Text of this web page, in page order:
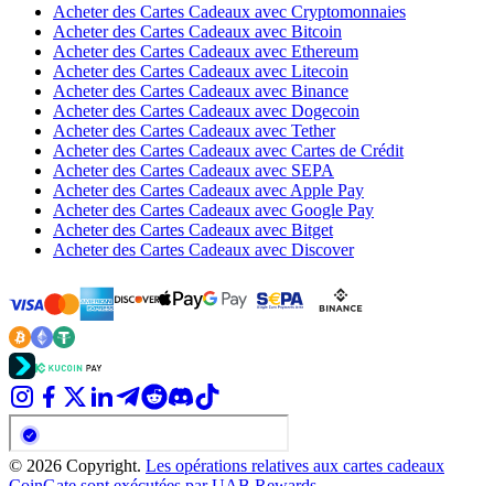
Acheter des Cartes Cadeaux avec Cryptomonnaies
Acheter des Cartes Cadeaux avec Bitcoin
Acheter des Cartes Cadeaux avec Ethereum
Acheter des Cartes Cadeaux avec Litecoin
Acheter des Cartes Cadeaux avec Binance
Acheter des Cartes Cadeaux avec Dogecoin
Acheter des Cartes Cadeaux avec Tether
Acheter des Cartes Cadeaux avec Cartes de Crédit
Acheter des Cartes Cadeaux avec SEPA
Acheter des Cartes Cadeaux avec Apple Pay
Acheter des Cartes Cadeaux avec Google Pay
Acheter des Cartes Cadeaux avec Bitget
Acheter des Cartes Cadeaux avec Discover
© 2026 Copyright. Les opérations relatives aux cartes cadeaux